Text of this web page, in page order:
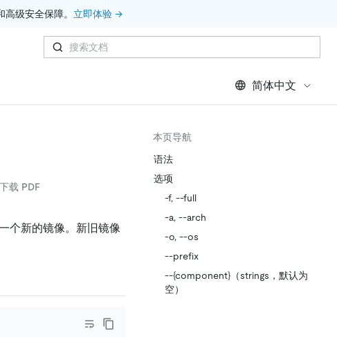
级安全保障。 立即体验 →
简体中文
下载 PDF
个新的镜像。新旧镜像
本页导航
语法
选项
-f, --full
-a, --arch
-o, --os
--prefix
--{component}（strings，默认为
空）